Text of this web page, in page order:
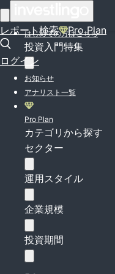
レポート検索 Pro Plan
ログイン
はじめての方はこちら
投資入門特集
お知らせ
アナリスト一覧
Pro Plan
カテゴリから探す
セクター
運用スタイル
企業規模
投資期間